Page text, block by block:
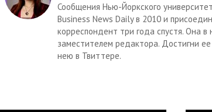
Сообщения Нью-Йоркского
Business News Daily в 2010 и
корреспондент три года спустя. Она
заместителем редактора. Достигни
нею в Твиттере.